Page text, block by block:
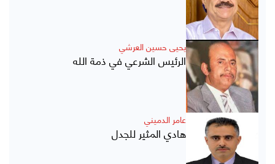
يحيى حسين العرشي
الرئيس الشرعي في ذمة الله
عامر الدميني
هادي المثير للجدل